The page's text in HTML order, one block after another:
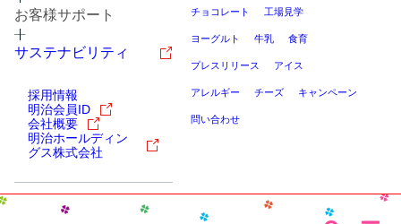
お客様サポート
サステナビリティ
採用情報
明治会員ID
会社概要
明治ホールディン
グス株式会社
チョコレート 工場見学
ヨーグルト 牛乳 食育
プレスリリース アイス
アレルギー チーズ キャンペーン
問い合わせ